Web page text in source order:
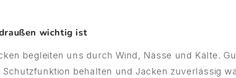
wichtig ist
begleiten uns durch Wind, Nässe und Kälte.
Schutzfunktion behalten und Jacken zuverlässig